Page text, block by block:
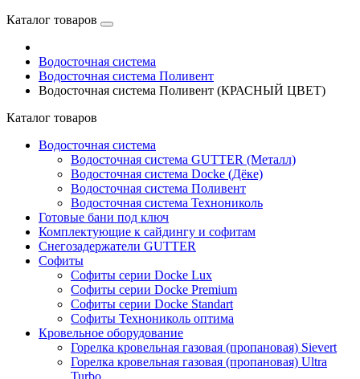
Каталог товаров
Водосточная система
Водосточная система Поливент
Водосточная система Поливент (КРАСНЫЙ ЦВЕТ)
Каталог товаров
Водосточная система
Водосточная система GUTTER (Металл)
Водосточная система Docke (Дёке)
Водосточная система Поливент
Водосточная система Технониколь
Готовые бани под ключ
Комплектующие к сайдингу и софитам
Снегозадержатели GUTTER
Софиты
Софиты серии Docke Lux
Софиты серии Docke Premium
Софиты серии Docke Standart
Софиты Технониколь оптима
Кровельное оборудование
Горелка кровельная газовая (пропановая) Sievert
Горелка кровельная газовая (пропановая) Ultra
Turbo